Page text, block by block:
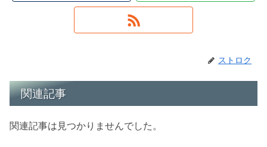
ストロク
関連記事
関連記事は見つかりませんでした。